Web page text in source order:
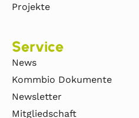
Projekte
Service
News
Kommbio Dokumente
Newsletter
Mitgliedschaft